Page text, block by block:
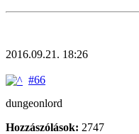
2016.09.21. 18:26
#66
dungeonlord
Hozzászólások: 2747